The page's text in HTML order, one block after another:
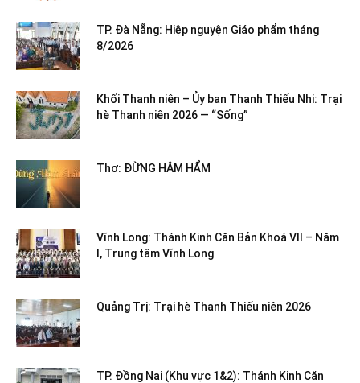
TP. Đà Nẵng: Hiệp nguyện Giáo phẩm tháng
8/2026
Khối Thanh niên – Ủy ban Thanh Thiếu Nhi: Trại
hè Thanh niên 2026 — “Sống”
Thơ: ĐỪNG HÂM HẨM
Vĩnh Long: Thánh Kinh Căn Bản Khoá VII – Năm
I, Trung tâm Vĩnh Long
Quảng Trị: Trại hè Thanh Thiếu niên 2026
TP. Đồng Nai (Khu vực 1&2): Thánh Kinh Căn